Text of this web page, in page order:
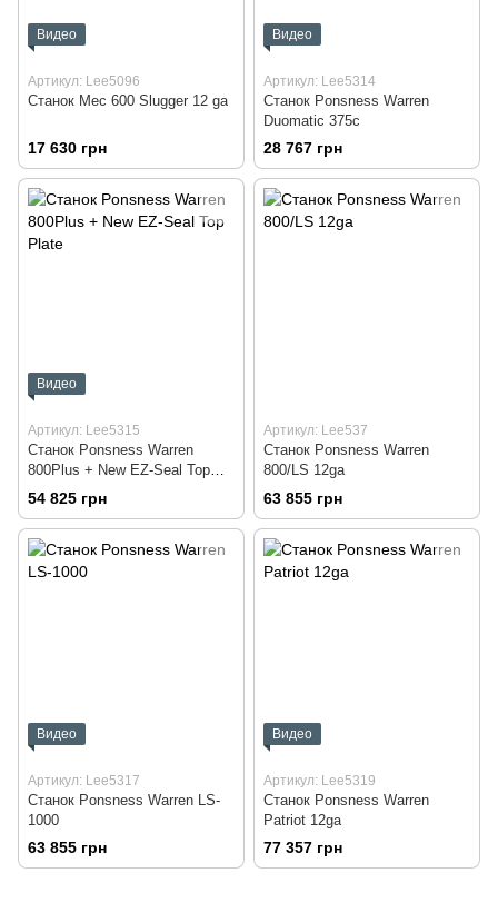
Видео
Артикул: Lee5096
Станок Mec 600 Slugger 12 ga
17 630 грн
Видео
Артикул: Lee5314
Станок Ponsness Warren
Duomatic 375c
28 767 грн
Видео
Артикул: Lee5315
Станок Ponsness Warren
800Plus + New EZ-Seal Top
Plate
54 825 грн
Артикул: Lee537
Станок Ponsness Warren
800/LS 12ga
63 855 грн
Видео
Артикул: Lee5317
Станок Ponsness Warren LS-
1000
63 855 грн
Видео
Артикул: Lee5319
Станок Ponsness Warren
Patriot 12ga
77 357 грн